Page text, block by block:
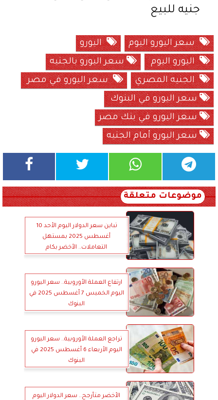
جنيه للبيع
سعر اليورو اليوم
اليورو
اليورو اليوم
سعر اليورو بالجنيه
الجنيه المصري
سعر اليورو في مصر
سعر اليورو في البنوك
سعر اليورو في بنك مصر
سعر اليورو أمام الجنيه
موضوعات متعلقة
تباين سعر الدولار اليوم الأحد 10
أغسطس 2025 بمستهل
التعاملات.. الأخضر بكام
ارتفاع العملة الأوروبية.. سعر اليورو
اليوم الخميس 7 أغسطس 2025 في
البنوك
تراجع العملة الأوروبية.. سعر اليورو
اليوم الأربعاء 6 أغسطس 2025 في
البنوك
الأخضر متأرجح.. سعر الدولار اليوم